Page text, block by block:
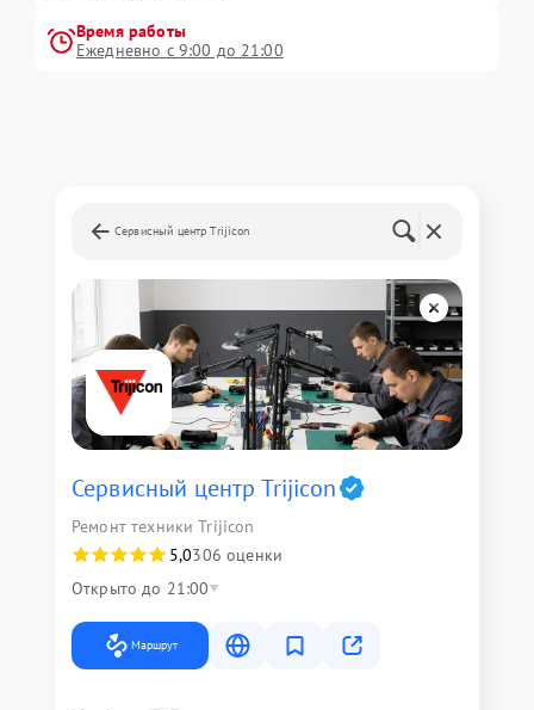
Время работы
Ежедневно с 9:00 до 21:00
Сервисный центр Trijicon
Сервисный центр Trijicon
Ремонт техники Trijicon
5,0306 оценки
Открыто до 21:00
Маршрут